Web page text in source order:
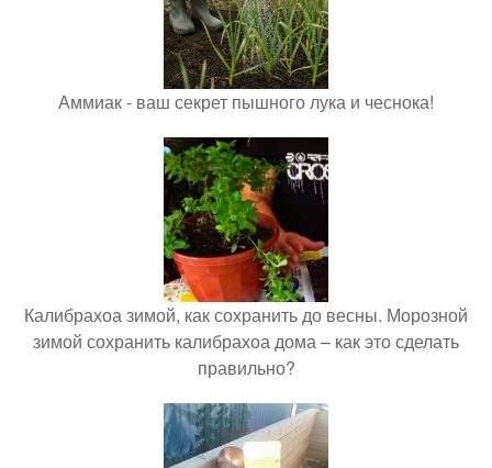
Аммиак - ваш секрет пышного лука и чеснока!
Калибрахоа зимой, как сохранить до весны. Морозной
зимой сохранить калибрахоа дома – как это сделать
правильно?